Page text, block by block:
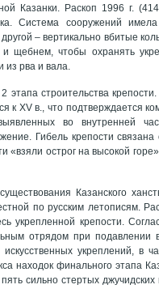
Казанки. Раскоп 1996 г.
Система сооружений
– вертикально вбитые
щебнем, чтобы охранять
из рва и вала.
этапа строительства
к XV в., что подтверждается
во внутренней
Гибель крепости
«взяли острог на высокой
Казанского
по русским летописям.
укрепленной крепости.
отрядом при
укреплений, в
находок финального этапа
сильно стертых